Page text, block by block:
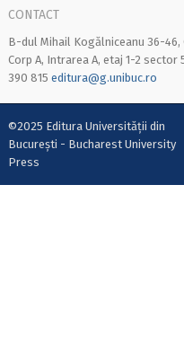
CONTACT
B-dul Mihail Kogălniceanu 36-46,
Corp A, Intrarea A, etaj 1-2 sector
390 815 editura@g.unibuc.ro
©2025 Editura Universității din
București - Bucharest University
Press